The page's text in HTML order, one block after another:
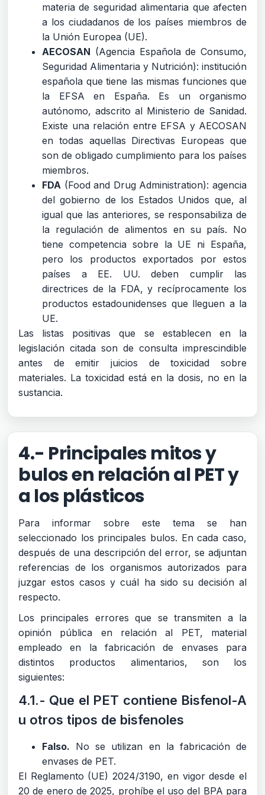
materia de seguridad alimentaria que afecten
a los ciudadanos de los países miembros de
la Unión Europea (UE).
AECOSAN (Agencia Española de Consumo,
Seguridad Alimentaria y Nutrición): institución
española que tiene las mismas funciones que
la EFSA en España. Es un organismo
autónomo, adscrito al Ministerio de Sanidad.
Existe una relación entre EFSA y AECOSAN
en todas aquellas Directivas Europeas que
son de obligado cumplimiento para los países
miembros.
FDA (Food and Drug Administration): agencia
del gobierno de los Estados Unidos que, al
igual que las anteriores, se responsabiliza de
la regulación de alimentos en su país. No
tiene competencia sobre la UE ni España,
pero los productos exportados por estos
países a EE. UU. deben cumplir las
directrices de la FDA, y recíprocamente los
productos estadounidenses que lleguen a la
UE.
Las listas positivas que se establecen en la
legislación citada son de consulta imprescindible
antes de emitir juicios de toxicidad sobre
materiales. La toxicidad está en la dosis, no en la
sustancia.
4.- Principales mitos y
bulos en relación al PET y
a los plásticos
Para informar sobre este tema se han
seleccionado los principales bulos. En cada caso,
después de una descripción del error, se adjuntan
referencias de los organismos autorizados para
juzgar estos casos y cuál ha sido su decisión al
respecto.
Los principales errores que se transmiten a la
opinión pública en relación al PET, material
empleado en la fabricación de envases para
distintos productos alimentarios, son los
siguientes:
4.1.- Que el PET contiene Bisfenol-A
u otros tipos de bisfenoles
Falso. No se utilizan en la fabricación de
envases de PET.
El Reglamento (UE) 2024/3190, en vigor desde el
20 de enero de 2025, prohíbe el uso del BPA para